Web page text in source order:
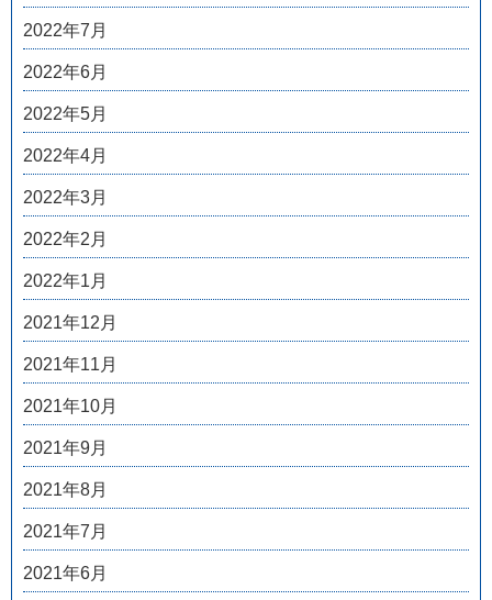
2022年7月
2022年6月
2022年5月
2022年4月
2022年3月
2022年2月
2022年1月
2021年12月
2021年11月
2021年10月
2021年9月
2021年8月
2021年7月
2021年6月